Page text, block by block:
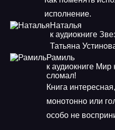
исполнение.
Наталья
к аудиокниге
Татьяна
Рамиль
к аудиокниге
сломал!
Книга
монотонно или
особо не